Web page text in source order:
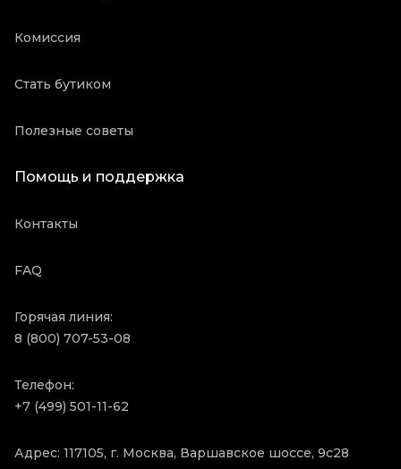
Комиссия
Стать бутиком
Полезные советы
Помощь и поддержка
Контакты
FAQ
Горячая линия:
8 (800) 707-53-08
Телефон:
+7 (499) 501-11-62
Адрес: 117105, г. Москва, Варшавское шоссе, 9с28